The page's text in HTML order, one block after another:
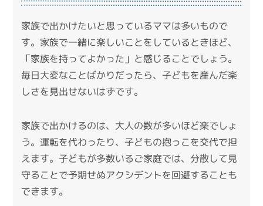
家族で出かけたいと思っているママは多いもので
す。家族で一緒に楽しいことをしているときほど、
「家族を持ってよかった」と感じることでしょう。
毎日大変なことばかりだったら、子どもを産んだ楽
しさを見出せないはずです。
家族で出かけるのは、大人の数が多いほど楽でしょ
う。運転を代わったり、子どもの抱っこを交代で担
えます。子どもが多数いるご家庭では、分散して見
守ることで予期せぬアクシデントを回避することも
できます。